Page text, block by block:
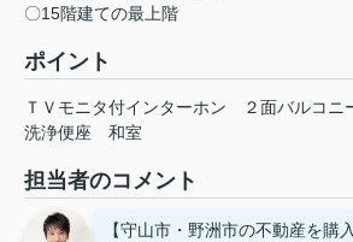
〇15階建ての最上階
ポイント
ＴＶモニタ付インターホン ２面バルコニ
洗浄便座
和室
担当者のコメント
【守山市・野洲市の不動産を購